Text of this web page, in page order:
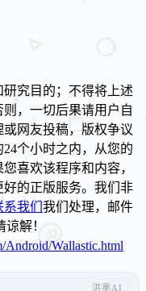
究目的；不得将上述
，一切后果请用户自
网友投稿，版权争议
个小时之内，从您的
喜欢该程序和内容，
的正版服务。我们非
系我们 我们处理，邮件
谅解！
Android/Wallastic.html
洪墨AI